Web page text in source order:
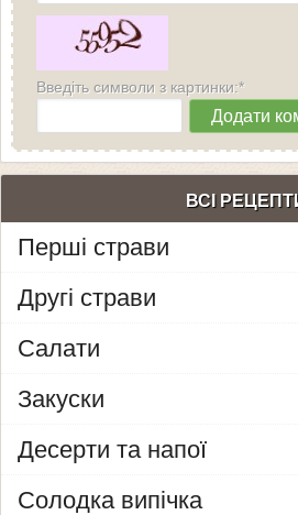
Введіть символи з картинки:*
ВСІ
Перші страви
Другі страви
Салати
Закуски
Десерти та напої
Солодка випічка